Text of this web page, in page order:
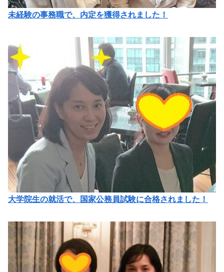
未経験の事務職で、内定を獲得されました！
大学院生の就活で、国家公務員試験に合格されました！